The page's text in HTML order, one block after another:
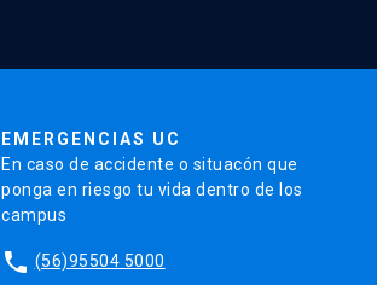
EMERGENCIAS UC
En caso de accidente o situacón que
ponga en riesgo tu vida dentro de los
campus
phone (56)95504 5000